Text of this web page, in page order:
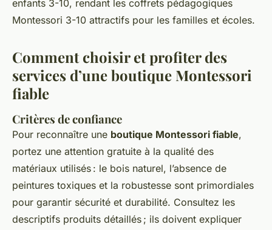
enfants 3-10, rendant les coffrets pédagogiques
Montessori 3-10 attractifs pour les familles et écoles.
Comment choisir et profiter des
services d’une boutique Montessori
fiable
Critères de confiance
Pour reconnaître une boutique Montessori fiable,
portez une attention gratuite à la qualité des
matériaux utilisés : le bois naturel, l’absence de
peintures toxiques et la robustesse sont primordiales
pour garantir sécurité et durabilité. Consultez les
descriptifs produits détaillés ; ils doivent expliquer